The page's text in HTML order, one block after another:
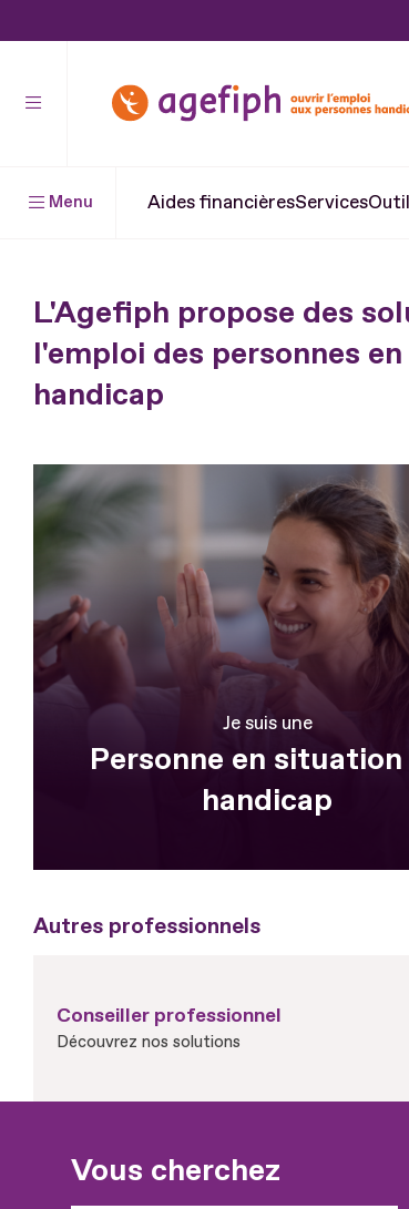
contenu
Menu Aides financièresServices
L'Agefiph propose des
l'emploi des personnes
handicap
Je suis une
Personne en situation
handicap
Autres professionnels
Conseiller professionnel
Découvrez nos solutions
Vous cherchez